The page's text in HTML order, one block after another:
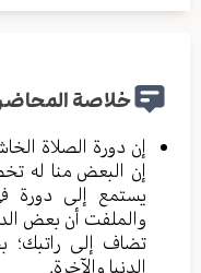
خلاصة
إن دورة الصلاة
إن البعض منا له
يستمع إلى دورة
والملفت أن بعض
تضاف إلى راتبك؛
الدنيا والآخرة.